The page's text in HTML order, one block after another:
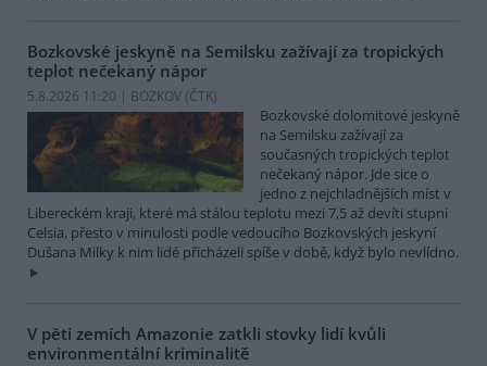
Bozkovské jeskyně na Semilsku zažívají za tropických
teplot nečekaný nápor
5.8.2026 11:20 | BOZKOV (ČTK)
Bozkovské dolomitové jeskyně
na Semilsku zažívají za
současných tropických teplot
nečekaný nápor. Jde sice o
jedno z nejchladnějších míst v
Libereckém kraji, které má stálou teplotu mezi 7,5 až devíti stupni
Celsia, přesto v minulosti podle vedoucího Bozkovských jeskyní
Dušana Milky k nim lidé přicházeli spíše v době, když bylo nevlídno.
V pěti zemích Amazonie zatkli stovky lidí kvůli
environmentální kriminalitě